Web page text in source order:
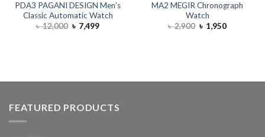
PDA3 PAGANI DESIGN Men’s
Classic Automatic Watch
৳12,000 ৳ 7,499
MA2 MEGIR Chronograph
Watch
৳2,900 ৳ 1,950
FEATURED PRODUCTS